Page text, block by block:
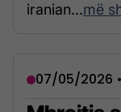
iranian...më
07/05/2026